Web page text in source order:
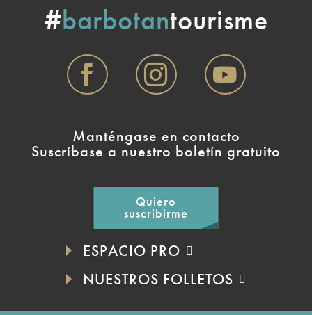
#barbotantourisme
Manténgase en contacto
Suscríbase a nuestro boletín gratuito
Quiero
suscribirme
ESPACIO PRO
NUESTROS FOLLETOS